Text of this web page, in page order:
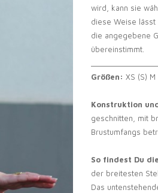
wird, kann sie
diese Weise
die angegebene
übereinstimmt.
Größen: XS (S) M
Konstruktion
geschnitten, mit
Brustumfangs
So findest Du
der breitesten
Das